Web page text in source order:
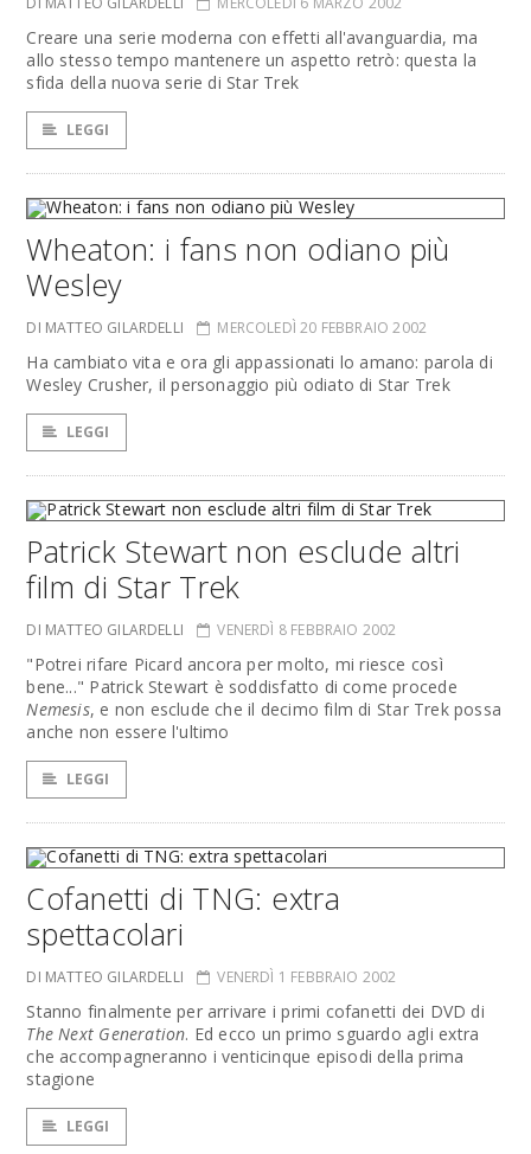
Creare una serie moderna con effetti all'avanguardia, ma
allo stesso tempo mantenere un aspetto retrò: questa la
sfida della nuova serie di Star Trek
LEGGI
Wheaton: i fans non odiano più
Wesley
DI MATTEO GILARDELLI MERCOLEDÌ 20 FEBBRAIO 2002
Ha cambiato vita e ora gli appassionati lo amano: parola di
Wesley Crusher, il personaggio più odiato di Star Trek
LEGGI
Patrick Stewart non esclude altri
film di Star Trek
DI MATTEO GILARDELLI VENERDÌ 8 FEBBRAIO 2002
"Potrei rifare Picard ancora per molto, mi riesce così
bene..." Patrick Stewart è soddisfatto di come procede
Nemesis, e non esclude che il decimo film di Star Trek possa
anche non essere l'ultimo
LEGGI
Cofanetti di TNG: extra
spettacolari
DI MATTEO GILARDELLI VENERDÌ 1 FEBBRAIO 2002
Stanno finalmente per arrivare i primi cofanetti dei DVD di
The Next Generation. Ed ecco un primo sguardo agli extra
che accompagneranno i venticinque episodi della prima
stagione
LEGGI